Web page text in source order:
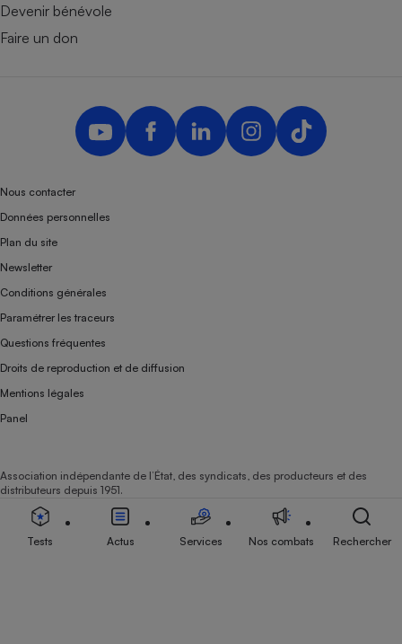
Devenir bénévole
Faire un don
Nous contacter
Données personnelles
Plan du site
Newsletter
Conditions générales
Paramétrer les traceurs
Questions fréquentes
Droits de reproduction et de diffusion
Mentions légales
Panel
Association indépendante de l’État, des syndicats, des producteurs et des
distributeurs depuis 1951.
Tests Actus Services Nos combats Rechercher